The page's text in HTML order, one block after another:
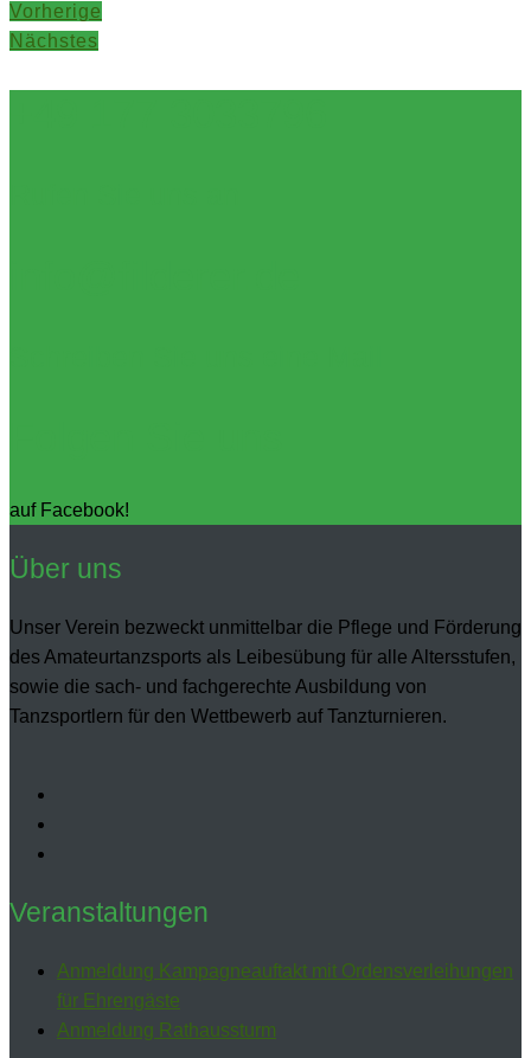
Vorherige
Nächstes
auf Facebook!
Über uns
Unser Verein bezweckt unmittelbar die Pflege und Förderung
des Amateurtanzsports als Leibesübung für alle Altersstufen,
sowie die sach- und fachgerechte Ausbildung von
Tanzsportlern für den Wettbewerb auf Tanzturnieren.
Veranstaltungen
Anmeldung Kampagneauftakt mit Ordensverleihungen
für Ehrengäste
Anmeldung Rathaussturm